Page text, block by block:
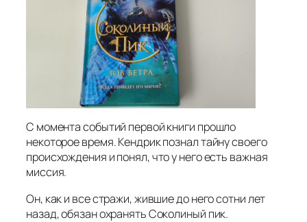
С момента событий первой книги прошло
некоторое время. Кендрик познал тайну своего
происхождения и понял, что у него есть важная
миссия.
Он, как и все стражи, жившие до него сотни лет
назад, обязан охранять Соколиный пик.